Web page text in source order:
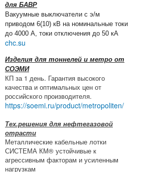
для БАВР
Вакуумные выключатели с э/м
приводом 6(10) кВ на номинальные токи
до 4000 А, токи отключения до 50 кА
chc.su
Изделия для тоннелей и метро от
СОЭМИ
КП за 1 день. Гарантия высокого
качества и оптимальных цен от
российского производителя.
https://soemi.ru/product/metropoliten/
Тех.решения для нефтегазовой
отрасти
Металлические кабельные лотки
СИСТЕМА КМ® устойчивые к
агрессивным факторам и усиленным
нагрузкам